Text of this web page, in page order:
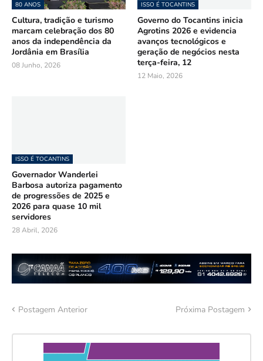
80 ANOS
Cultura, tradição e turismo
marcam celebração dos 80
anos da independência da
Jordânia em Brasília
08 Junho, 2026
ISSO É TOCANTINS
Governo do Tocantins inicia
Agrotins 2026 e evidencia
avanços tecnológicos e
geração de negócios nesta
terça-feira, 12
12 Maio, 2026
ISSO É TOCANTINS
Governador Wanderlei
Barbosa autoriza pagamento
de progressões de 2025 e
2026 para quase 10 mil
servidores
28 Abril, 2026
Postagem Anterior Próxima Postagem